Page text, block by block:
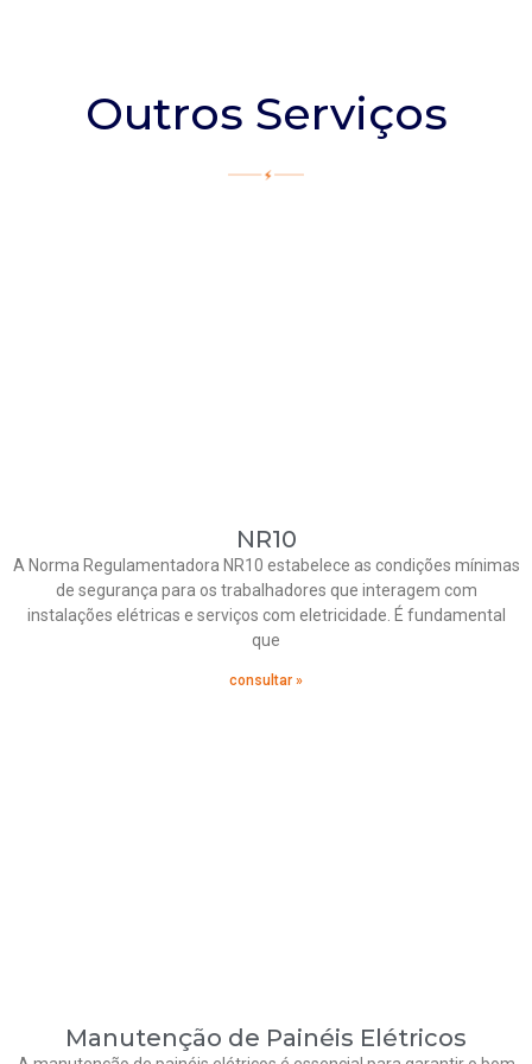
Outros Serviços
NR10
A Norma Regulamentadora NR10 estabelece as condições mínimas
de segurança para os trabalhadores que interagem com
instalações elétricas e serviços com eletricidade. É fundamental
que
consultar »
Manutenção de Painéis Elétricos